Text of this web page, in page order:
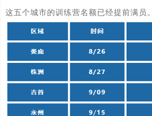
这五个城市的训练营名额已经提前满员。